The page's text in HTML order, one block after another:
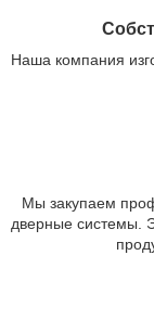
Наша компания
Мы закупаем
дверные системы.